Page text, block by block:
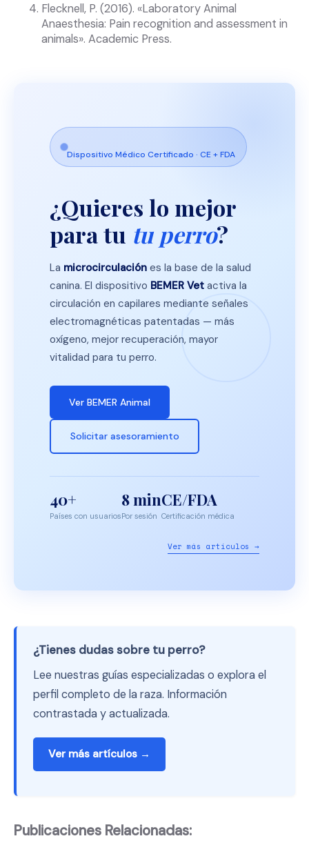
Flecknell, P. (2016). «Laboratory Animal
Anaesthesia: Pain recognition and assessment in
animals». Academic Press.
Dispositivo Médico Certificado · CE + FDA
¿Quieres lo mejor
para tu tu perro?
La microcirculación es la base de la salud
canina. El dispositivo BEMER Vet activa la
circulación en capilares mediante señales
electromagnéticas patentadas — más
oxígeno, mejor recuperación, mayor
vitalidad para tu perro.
Ver BEMER Animal
Solicitar asesoramiento
40+
Países con usuarios
8 min
Por sesión
CE/FDA
Certificación médica
Ver más artículos →
¿Tienes dudas sobre tu perro?
Lee nuestras guías especializadas o explora el
perfil completo de la raza. Información
contrastada y actualizada.
Ver más artículos →
Publicaciones Relacionadas: